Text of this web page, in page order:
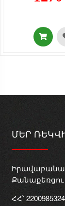
ՄԵՐ
Քանաքեռցու
ՀՀ՝